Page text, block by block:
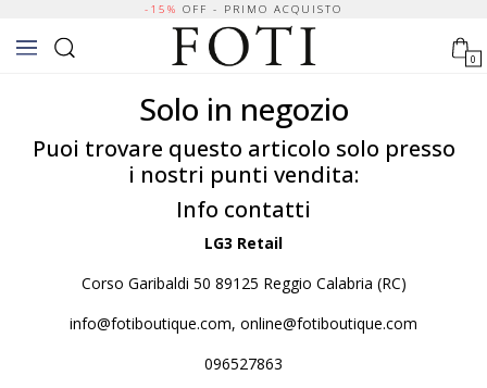
-15% OFF - PRIMO ACQUISTO
0
Solo in negozio
Puoi trovare questo articolo solo presso
i nostri punti vendita:
Info contatti
LG3 Retail
Corso Garibaldi 50 89125 Reggio Calabria (RC)
info@fotiboutique.com, online@fotiboutique.com
096527863